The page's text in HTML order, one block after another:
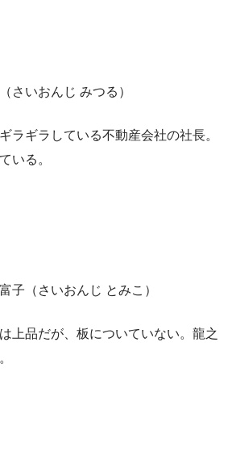
さいおんじ みつる）
ラギラしている不動産会社の社長。
いる。
子（さいおんじ とみこ）
上品だが、板についていない。龍之